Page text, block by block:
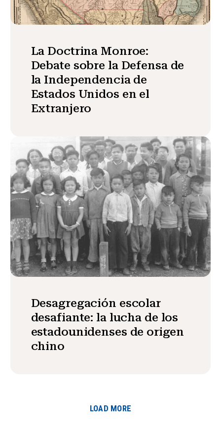
La Doctrina Monroe:
Debate sobre la Defensa de
la Independencia de
Estados Unidos en el
Extranjero
Desagregación escolar
desafiante: la lucha de los
estadounidenses de origen
chino
LOAD MORE